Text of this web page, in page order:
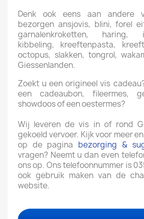
Denk ook eens aan andere
bezorgen ansjovis, blini, forel
garnalenkroketten, haring,
kibbeling, kreeftenpasta,
octopus, slakken, tongrol,
Giessenlanden.
Zoekt u een origineel vis
een cadeaubon, fileermes,
showdoos of een oestermes?
Wij leveren de vis in of rond
gekoeld vervoer. Kijk voor meer
op de pagina bezorging &
vragen? Neemt u dan even
ons op. Ons telefoonnummer is
ook gebruik maken van de
website.